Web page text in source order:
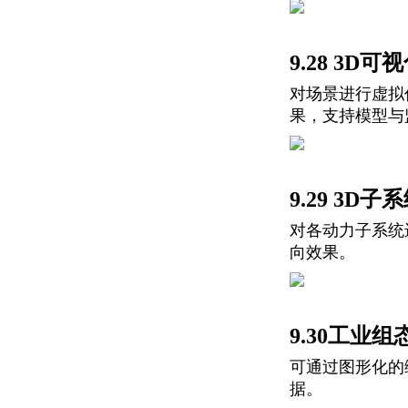
9.28 3D可
对场景进行虚
果，支持模型
9.29 3D子
对各动力子系
向效果。
9.30工业组
可通过图形化
据。